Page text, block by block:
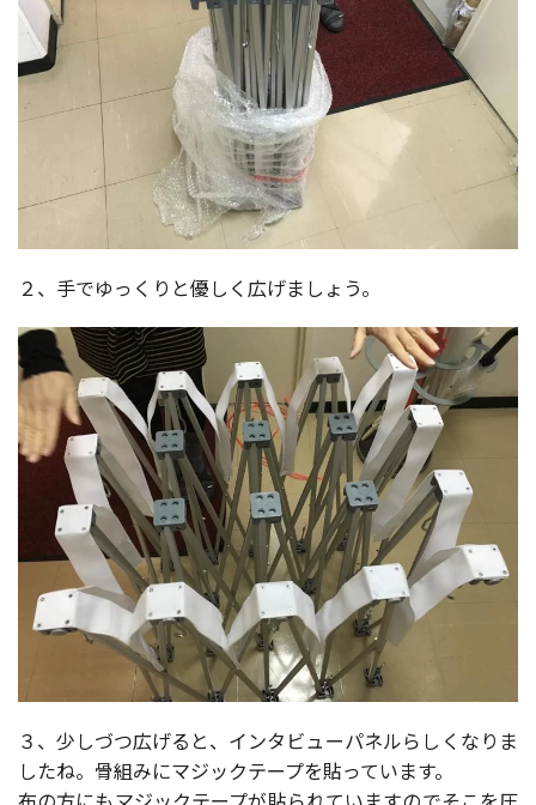
２、手でゆっくりと優しく広げましょう。
３、少しづつ広げると、インタビューパネルらしくなりま
したね。骨組みにマジックテープを貼っています。